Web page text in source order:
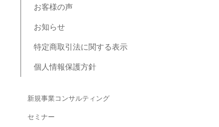
お客様の声
お知らせ
特定商取引法に関する表示
個人情報保護方針
新規事業コンサルティング
セミナー